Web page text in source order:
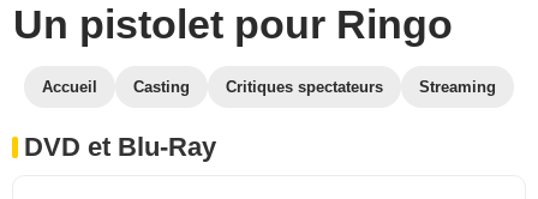
Un pistolet pour Ringo
Accueil Casting Critiques spectateurs Streaming
DVD et Blu-Ray